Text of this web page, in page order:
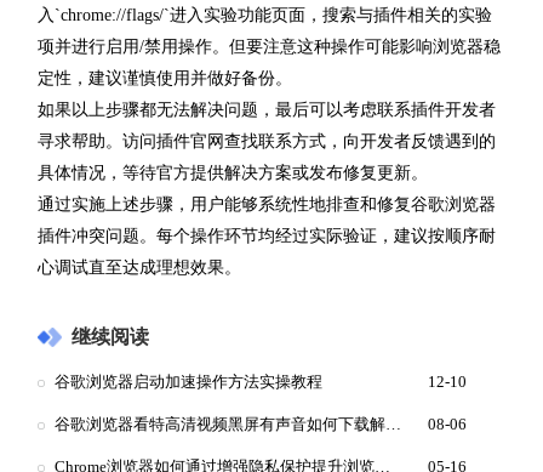
入`chrome://flags/`进入实验功能页面，搜索与插件相关的实验
项并进行启用/禁用操作。但要注意这种操作可能影响浏览器稳
定性，建议谨慎使用并做好备份。
如果以上步骤都无法解决问题，最后可以考虑联系插件开发者
寻求帮助。访问插件官网查找联系方式，向开发者反馈遇到的
具体情况，等待官方提供解决方案或发布修复更新。
通过实施上述步骤，用户能够系统性地排查和修复谷歌浏览器
插件冲突问题。每个操作环节均经过实际验证，建议按顺序耐
心调试直至达成理想效果。
继续阅读
谷歌浏览器启动加速操作方法实操教程 12-10
谷歌浏览器看特高清视频黑屏有声音如何下载解码器 08-06
Chrome浏览器如何通过增强隐私保护提升浏览器安全 05-16